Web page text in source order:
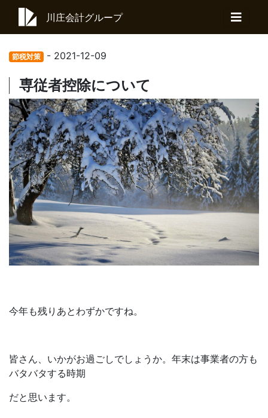
川庄会計グループ
節税対策 - 2021-12-09
専従者控除について
今年も残りあとわずかですね。
皆さん、いかがお過ごしでしょうか。年末は事業者の方も
バタバタする時期
だと思います。